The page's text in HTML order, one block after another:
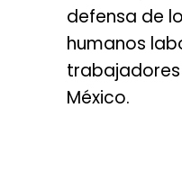
defensa de
humanos
México.